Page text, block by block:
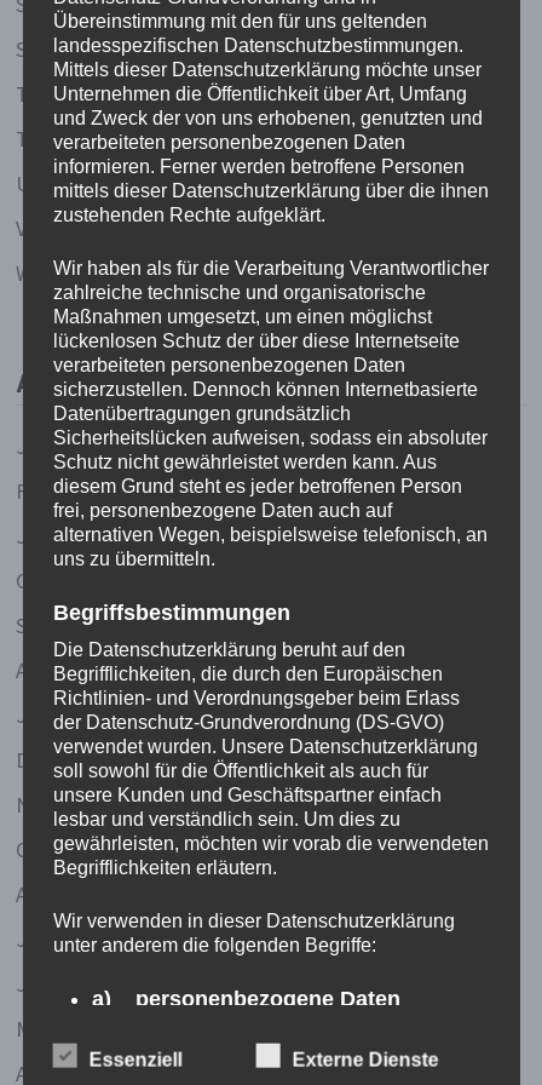
Stille Gedanken
Thailand 2003
Thailand 2020
Uncategorized
Vietnam 2005/2006
Weise Worte (und Gedichte und so)
ARCHIV
Juli 2023
Februar 2020
Januar 2020
Oktober 2017
September 2017
April 2011
Januar 2008
Dezember 2007
November 2007
Oktober 2007
August 2007
Juli 2007
Juni 2007
Mai 2007
April 2007
Übereinstimmung mit den für uns geltenden
landesspezifischen Datenschutzbestimmungen.
Mittels dieser Datenschutzerklärung möchte unser
Unternehmen die Öffentlichkeit über Art, Umfang
und Zweck der von uns erhobenen, genutzten und
verarbeiteten personenbezogenen Daten
informieren. Ferner werden betroffene Personen
mittels dieser Datenschutzerklärung über die ihnen
zustehenden Rechte aufgeklärt.
Wir haben als für die Verarbeitung Verantwortlicher
zahlreiche technische und organisatorische
Maßnahmen umgesetzt, um einen möglichst
lückenlosen Schutz der über diese Internetseite
verarbeiteten personenbezogenen Daten
sicherzustellen. Dennoch können Internetbasierte
Datenübertragungen grundsätzlich
Sicherheitslücken aufweisen, sodass ein absoluter
Schutz nicht gewährleistet werden kann. Aus
diesem Grund steht es jeder betroffenen Person
frei, personenbezogene Daten auch auf
alternativen Wegen, beispielsweise telefonisch, an
uns zu übermitteln.
Begriffsbestimmungen
Die Datenschutzerklärung beruht auf den
Begrifflichkeiten, die durch den Europäischen
Richtlinien- und Verordnungsgeber beim Erlass
der Datenschutz-Grundverordnung (DS-GVO)
verwendet wurden. Unsere Datenschutzerklärung
soll sowohl für die Öffentlichkeit als auch für
unsere Kunden und Geschäftspartner einfach
lesbar und verständlich sein. Um dies zu
gewährleisten, möchten wir vorab die verwendeten
Begrifflichkeiten erläutern.
Wir verwenden in dieser Datenschutzerklärung
unter anderem die folgenden Begriffe:
a) personenbezogene Daten
Informationen, die sich auf eine identifizierte
Essenziell Externe Dienste